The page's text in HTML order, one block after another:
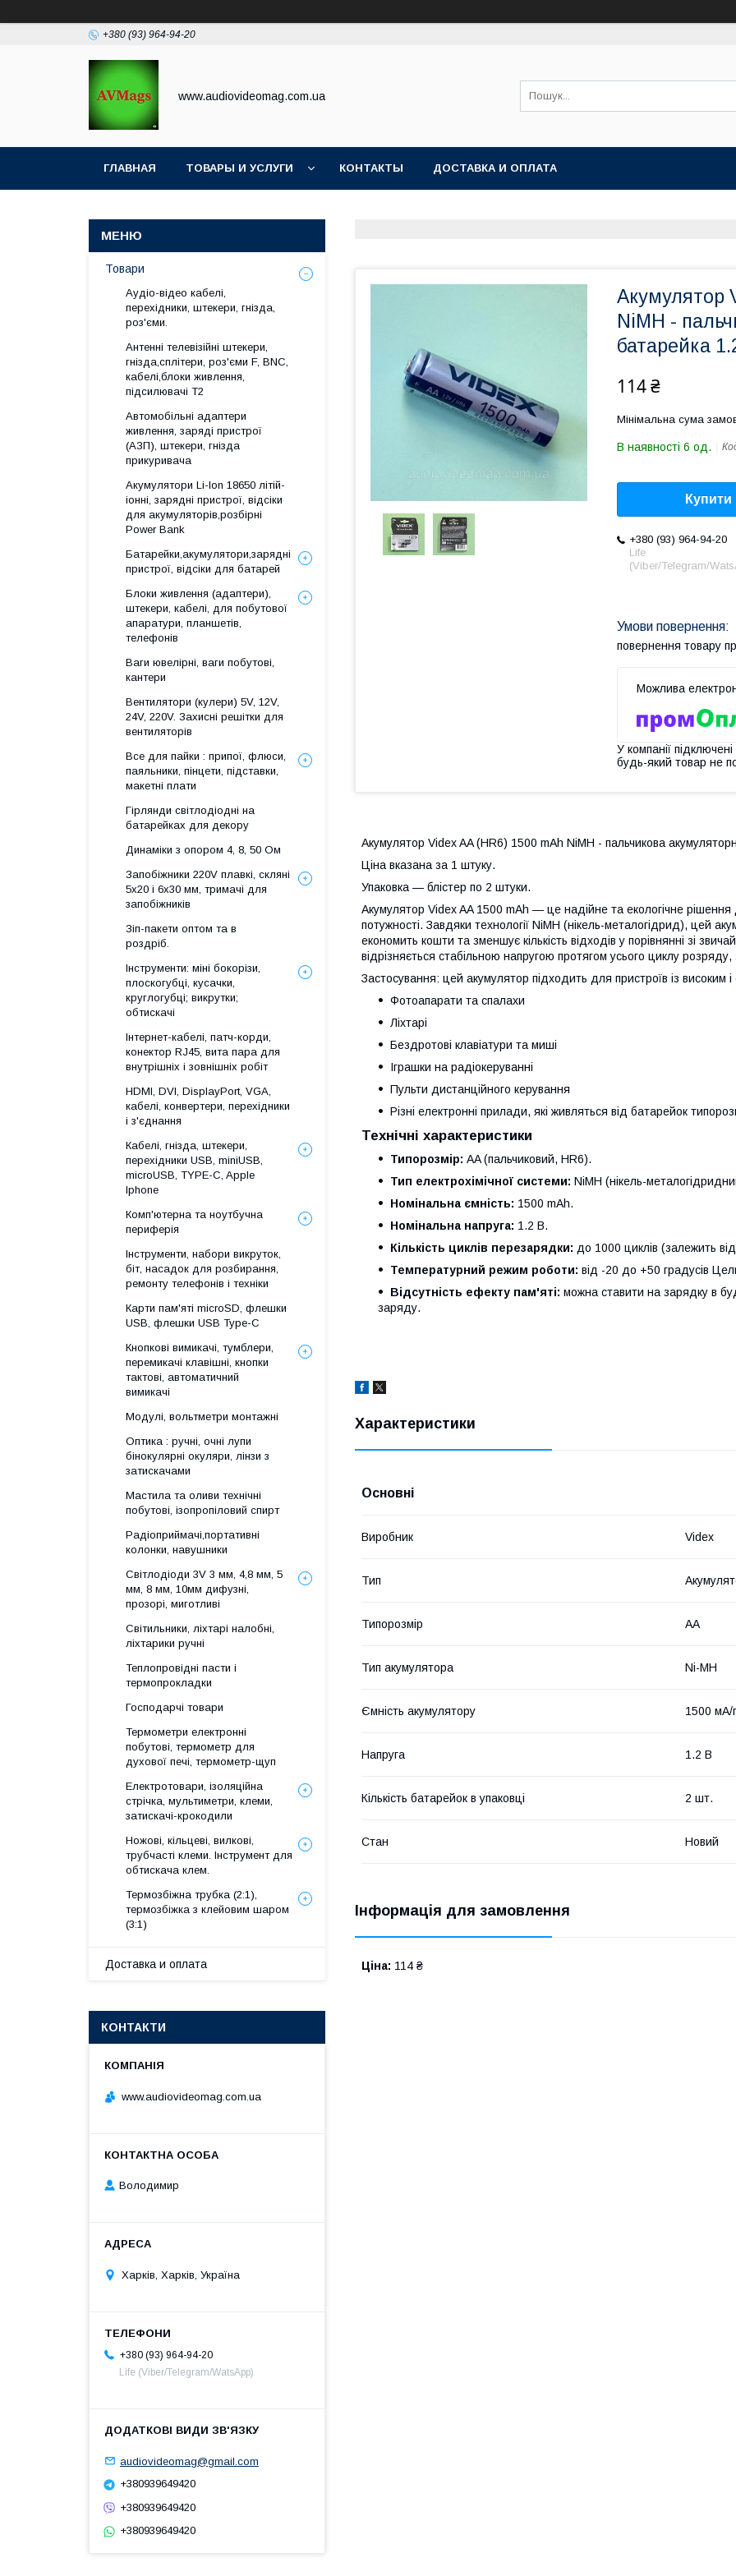
+380 (93) 964-94-20
www.audiovideomag.com.ua
ГЛАВНАЯ ТОВАРЫ И УСЛУГИ КОНТАКТЫ ДОСТАВКА И ОПЛАТА
Акумулятор
NiMH -
батарейка
114 ₴
Мінімальна сума
В наявності 6 од.
Купити
+380 (93) 964-94-20
Life
(Viber/Telegram/
повернення товару
У компанії
будь-який товар не
Акумулятор Videx AA (HR6) 1500 mAh NiMH - пальчикова
Ціна вказана за 1 штуку.
Упаковка — блістер по 2 штуки.
Акумулятор Videx AA 1500 mAh — це надійне та екологічне
потужності. Завдяки технології NiMH (нікель-металогідрид), цей
економить кошти та зменшує кількість відходів у порівнянні зі
відрізняється стабільною напругою протягом усього циклу
Застосування: цей акумулятор підходить для пристроїв із
Фотоапарати та спалахи
Ліхтарі
Бездротові клавіатури та миші
Іграшки на радіокеруванні
Пульти дистанційного керування
Різні електронні прилади, які живляться від батарейок
Технічні характеристики
Типорозмір: AA (пальчиковий, HR6).
Тип електрохімічної системи: NiMH (нікель-
Номінальна ємність: 1500 mAh.
Номінальна напруга: 1.2 В.
Кількість циклів перезарядки: до 1000 циклів (залежить
Температурний режим роботи: від -20 до +50 градусів
Відсутність ефекту пам'яті: можна ставити на зарядку в
заряду.
Характеристики
Основні
Виробник Videx
Тип
Типорозмір AA
Тип акумулятора Ni-MH
Ємність акумулятору 1500 мА/
Напруга 1.2 В
Кількість батарейок в упаковці 2 шт.
Стан Новий
Інформація для замовлення
Ціна: 114 ₴
Товари
Аудіо-відео кабелі,
перехідники, штекери, гнізда,
роз'єми.
Антенні телевізійні штекери,
гнізда,сплітери, роз'єми F, BNC,
кабелі,блоки живлення,
підсилювачі Т2
Автомобільні адаптери
живлення, заряді пристрої
(АЗП), штекери, гнізда
прикуривача
Акумулятори Li-Ion 18650 літій-
іонні, зарядні пристрої, відсіки
для акумуляторів,розбірні
Power Bank
Батарейки,акумулятори,зарядні
пристрої, відсіки для батарей
Блоки живлення (адаптери),
штекери, кабелі, для побутової
апаратури, планшетів,
телефонів
Ваги ювелірні, ваги побутові,
кантери
Вентилятори (кулери) 5V, 12V,
24V, 220V. Захисні решітки для
вентиляторів
Все для пайки : припої, флюси,
паяльники, пінцети, підставки,
макетні плати
Гірлянди світлодіодні на
батарейках для декору
Динаміки з опором 4, 8, 50 Ом
Запобіжники 220V плавкі, скляні
5x20 і 6х30 мм, тримачі для
запобіжників
Зіп-пакети оптом та в
роздріб.
Інструменти: міні бокорізи,
плоскогубці, кусачки,
круглогубці; викрутки;
обтискачі
Інтернет-кабелі, патч-корди,
конектор RJ45, вита пара для
внутрішніх і зовнішніх робіт
HDMI, DVI, DisplayPort, VGA,
кабелі, конвертери, перехідники
і з'єднання
Кабелі, гнізда, штекери,
перехідники USB, miniUSB,
microUSB, TYPE-C, Apple
Iphone
Комп'ютерна та ноутбучна
периферія
Інструменти, набори викруток,
біт, насадок для розбирання,
ремонту телефонів і техніки
Карти пам'яті microSD, флешки
USB, флешки USB Type-C
Кнопкові вимикачі, тумблери,
перемикачі клавішні, кнопки
тактові, автоматичний
вимикачі
Модулі, вольтметри монтажні
Оптика : ручні, очні лупи
бінокулярні окуляри, лінзи з
затискачами
Мастила та оливи технічні
побутові, ізопропіловий спирт
Радіоприймачі,портативні
колонки, навушники
Світлодіоди 3V 3 мм, 4,8 мм, 5
мм, 8 мм, 10мм дифузні,
прозорі, миготливі
Світильники, ліхтарі налобні,
ліхтарики ручні
Теплопровідні пасти і
термопрокладки
Господарчі товари
Термометри електронні
побутові, термометр для
духової печі, термометр-щуп
Електротовари, ізоляційна
стрічка, мультиметри, клеми,
затискачі-крокодили
Ножові, кільцеві, вилкові,
трубчасті клеми. Інструмент для
обтискача клем.
Термозбіжна трубка (2:1),
термозбіжка з клейовим шаром
(3:1)
Доставка и оплата
КОНТАКТИ
www.audiovideomag.com.ua
Володимир
Харків, Харків, Україна
+380 (93) 964-94-20
Life (Viber/Telegram/WatsApp)
audiovideomag@gmail.com
+380939649420
+380939649420
+380939649420